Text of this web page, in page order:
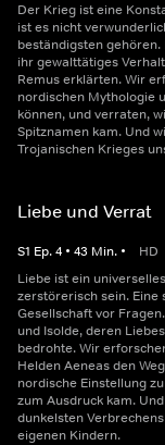
Der Krieg ist eine
ist es nicht
beständigsten
ihr gewalttätiges
Remus erklärten. Wir
nordischen Mythologie
können, und verraten,
Spitznamen kam. Und
Trojanischen Krieges
Liebe und Verrat
S1 Ep.4 • 43 Min. • HD
Liebe ist ein
zerstörerisch sein.
Gesellschaft vor
und Isolde, deren
bedrohte. Wir
Helden Aeneas den
nordische Einstellung
zum Ausdruck kam.
dunkelsten
eigenen Kindern.